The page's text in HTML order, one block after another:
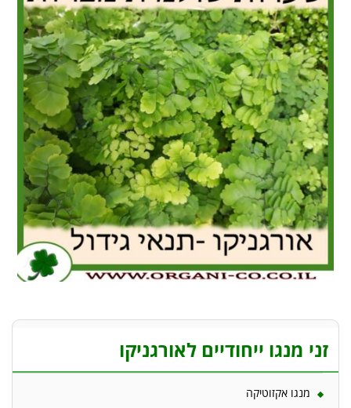
זני מנגו ייחודיים לאורגניקו
מנגו אקזוטיקה